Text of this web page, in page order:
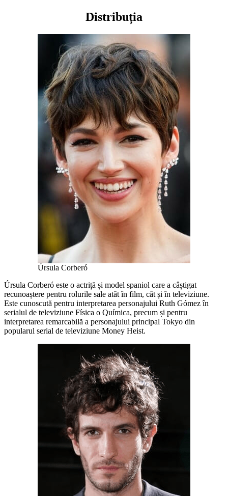
Distribuția
Úrsula Corberó
Úrsula Corberó este o actriță și model spaniol care a câștigat
recunoaștere pentru rolurile sale atât în film, cât și în televiziune.
Este cunoscută pentru interpretarea personajului Ruth Gómez în
serialul de televiziune Física o Química, precum și pentru
interpretarea remarcabilă a personajului principal Tokyo din
popularul serial de televiziune Money Heist.